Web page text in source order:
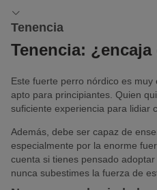
Tenencia
Tenencia:
Este fuerte perro nórdico es
apto para principiantes. Quien
suficiente experiencia para lidiar
Además, debe ser capaz de
especialmente por la enorme
cuenta si tienes pensado
nunca subestimes la fuerza de